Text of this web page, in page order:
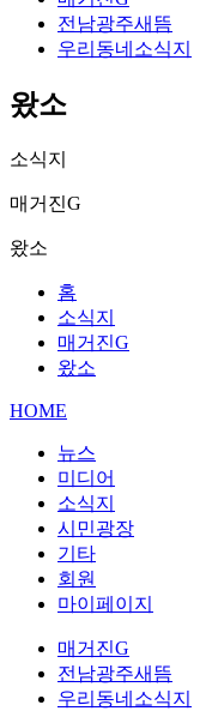
전남광주새뜸
우리동네소식지
왔소
소식지
매거진G
왔소
홈
소식지
매거진G
왔소
HOME
뉴스
미디어
소식지
시민광장
기타
회원
마이페이지
매거진G
전남광주새뜸
우리동네소식지